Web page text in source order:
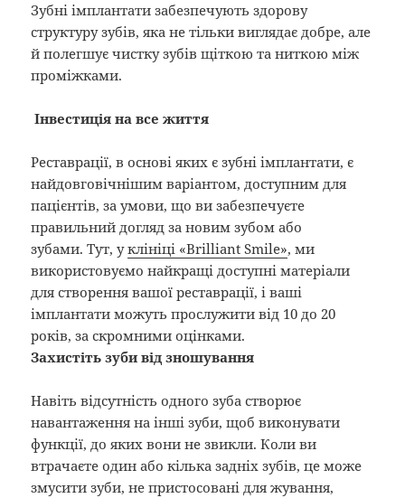
Зубні імплантати забезпечують здорову
структуру зубів, яка не тільки виглядає добре, але
й полегшує чистку зубів щіткою та ниткою між
проміжками.
Інвестиція на все життя
Реставрації, в основі яких є зубні імплантати, є
найдовговічнішим варіантом, доступним для
пацієнтів, за умови, що ви забезпечуєте
правильний догляд за новим зубом або
зубами. Тут, уклініці «Brilliant Smile», ми
використовуємо найкращі доступні матеріали
для створення вашої реставрації, і ваші
імплантати можуть прослужити від 10 до 20
років, за скромними оцінками.
Захистіть зуби від зношування
Навіть відсутність одного зуба створює
навантаження на інші зуби, щоб виконувати
функції, до яких вони не звикли. Коли ви
втрачаєте один або кілька задніх зубів, це може
змусити зуби, не пристосовані для жування,